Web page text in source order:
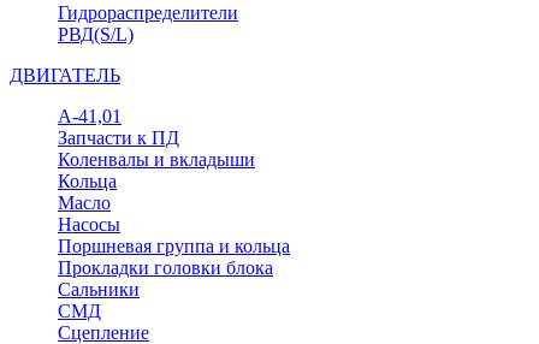
Гидрораспределители
РВД(S/L)
ДВИГАТЕЛЬ
А-41,01
Запчасти к ПД
Коленвалы и вкладыши
Кольца
Масло
Насосы
Поршневая группа и кольца
Прокладки головки блока
Сальники
СМД
Сцепление